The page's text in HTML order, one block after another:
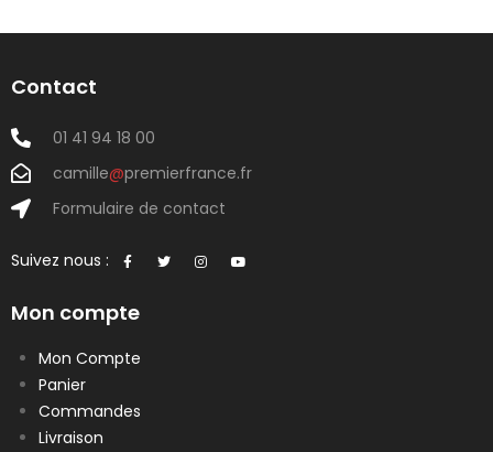
Contact
01 41 94 18 00
camille@premierfrance.fr
Formulaire de contact
Suivez nous :
Mon compte
Mon Compte
Panier
Commandes
Livraison